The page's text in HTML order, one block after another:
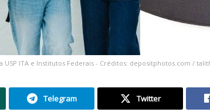
USP ITA e Institutos Federais - Créditos: depositphotos.com /
Telegram Twitter